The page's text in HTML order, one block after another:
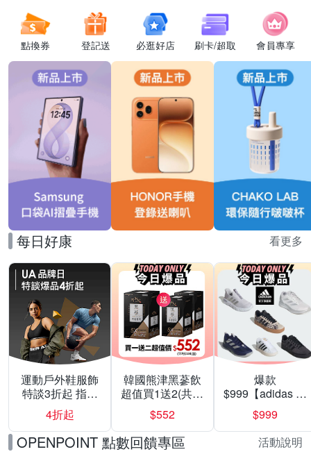
點換券 登記送 必逛好店 刷卡/超取 會員專享
每日好康 看更多
運動戶外鞋服飾
特談3折起 指定
滿額再折100
4折起
韓國熊津黑蔘飲
超值買1送2(共24
入組)
$552
爆款
$999【adidas 愛
迪達】男/女 精選
運動鞋休閒鞋 任
選均一價
$999
OPENPOINT 點數回饋專區 活動說明